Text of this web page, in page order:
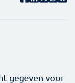
gegeven voor